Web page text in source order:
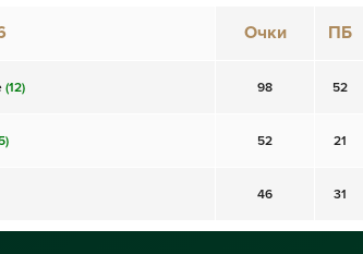
Очки ПБ
(12) 98 52
52 21
46 31